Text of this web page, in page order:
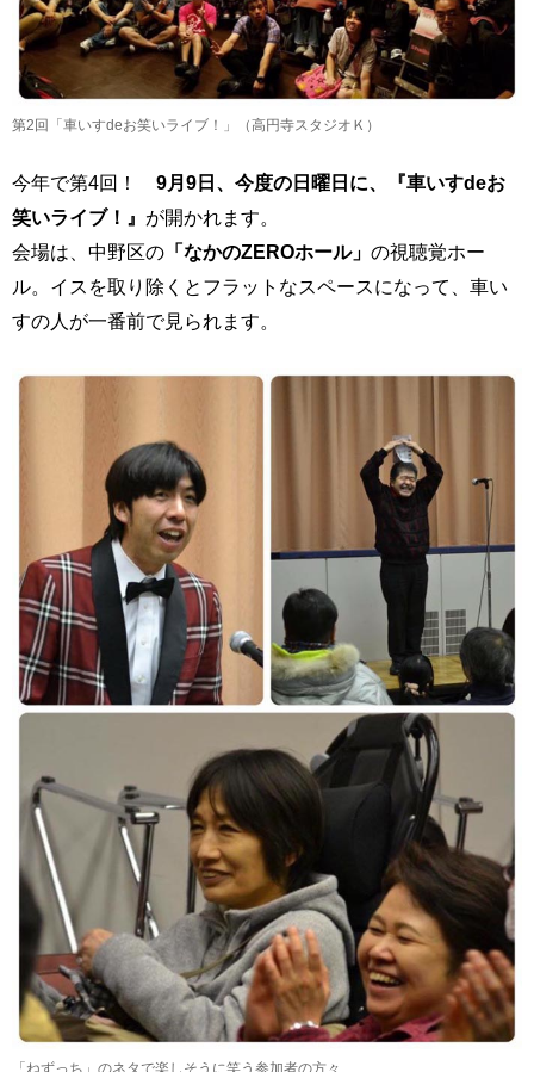
第2回「車いすdeお笑いライブ！」（高円寺スタジオＫ）
今年で第4回！ 9月9日、今度の日曜日に、『車いすdeお
笑いライブ！』 が開かれます。
会場は、中野区の 「なかのZEROホール」 の視聴覚ホー
ル。イスを取り除くとフラットなスペースになって、車い
すの人が一番前で見られます。
「ねずっち」のネタで楽しそうに笑う参加者の方々